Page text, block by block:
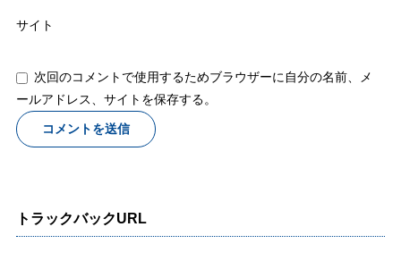
サイト
次回のコメントで使用するためブラウザーに自分の名前、メ
ールアドレス、サイトを保存する。
トラックバックURL